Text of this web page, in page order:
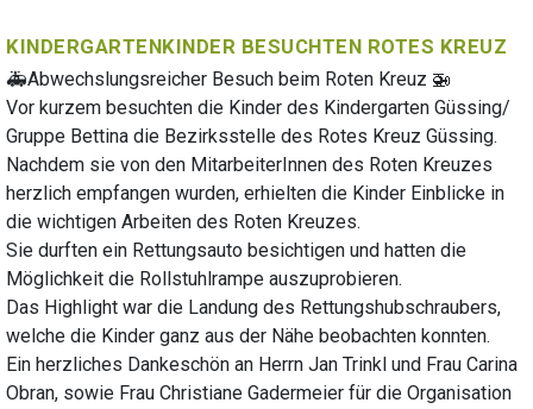
KINDERGARTENKINDER BESUCHTEN ROTES KREUZ
🚑Abwechslungsreicher Besuch beim Roten Kreuz 🚁
Vor kurzem besuchten die Kinder des Kindergarten Güssing/
Gruppe Bettina die Bezirksstelle des Rotes Kreuz Güssing.
Nachdem sie von den MitarbeiterInnen des Roten Kreuzes
herzlich empfangen wurden, erhielten die Kinder Einblicke in
die wichtigen Arbeiten des Roten Kreuzes.
Sie durften ein Rettungsauto besichtigen und hatten die
Möglichkeit die Rollstuhlrampe auszuprobieren.
Das Highlight war die Landung des Rettungshubschraubers,
welche die Kinder ganz aus der Nähe beobachten konnten.
Ein herzliches Dankeschön an Herrn Jan Trinkl und Frau Carina
Obran, sowie Frau Christiane Gadermeier für die Organisation